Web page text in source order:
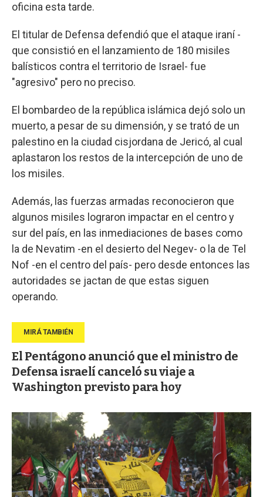
oficina esta tarde.
El titular de Defensa defendió que el ataque iraní -
que consistió en el lanzamiento de 180 misiles
balísticos contra el territorio de Israel- fue
"agresivo" pero no preciso.
El bombardeo de la república islámica dejó solo un
muerto, a pesar de su dimensión, y se trató de un
palestino en la ciudad cisjordana de Jericó, al cual
aplastaron los restos de la intercepción de uno de
los misiles.
Además, las fuerzas armadas reconocieron que
algunos misiles lograron impactar en el centro y
sur del país, en las inmediaciones de bases como
la de Nevatim -en el desierto del Negev- o la de Tel
Nof -en el centro del país- pero desde entonces las
autoridades se jactan de que estas siguen
operando.
El Pentágono anunció que el ministro de
Defensa israelí canceló su viaje a
Washington previsto para hoy